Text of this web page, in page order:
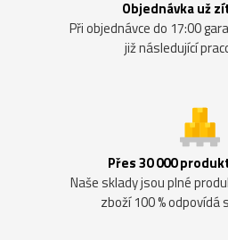
Objednávka už
Při objednávce do 17:00
již následující
Přes 30 000
Naše sklady jsou plné
zboží 100 %